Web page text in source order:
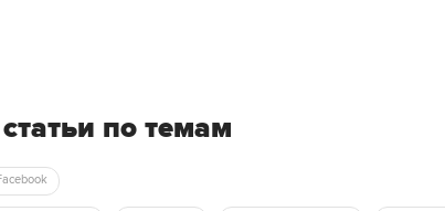
по темам
Facebook